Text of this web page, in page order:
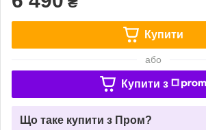
Купити
або
Купити з
Що таке купити з Пром?